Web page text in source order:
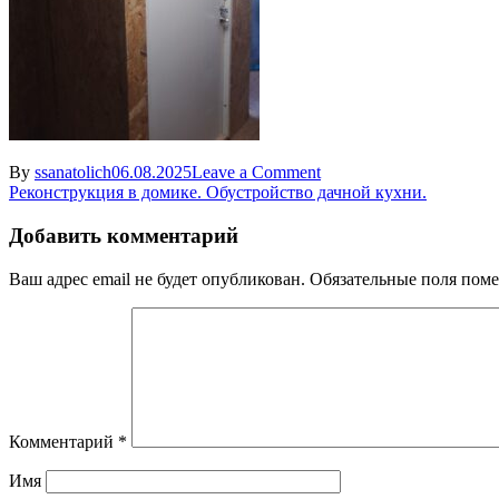
By ssanatolich06.08.2025Leave a Commenton
Exif_JPEG_420
Навигация
по
записям
Реконструкция в домике. Обустройство дачной кухни.
Добавить комментарий
Ваш адрес email не будет опубликован. Обязательные поля
Комментарий *
Имя